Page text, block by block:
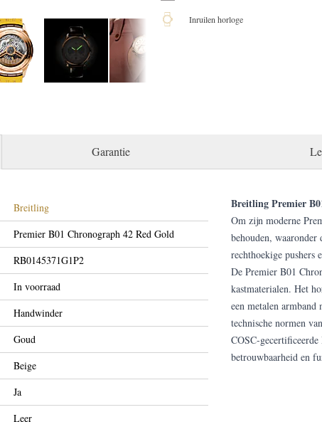
Inruilen horloge
Breitling
Premier B01 Chronograph 42 Red Gold
RB0145371G1P2
In voorraad
Handwinder
Goud
Beige
Ja
Leer
Breitling Premier
Om zijn moderne
behouden,
rechthoekige pushers
De Premier B01
kastmaterialen. Het
een metalen
technische normen
COSC-
betrouwbaarheid en
Garantie